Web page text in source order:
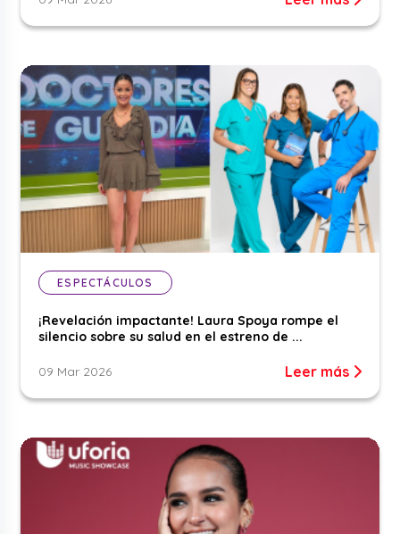
ESPECTÁCULOS
¡Revelación impactante! Laura Spoya rompe el
silencio sobre su salud en el estreno de ...
09 Mar 2026 Leer más